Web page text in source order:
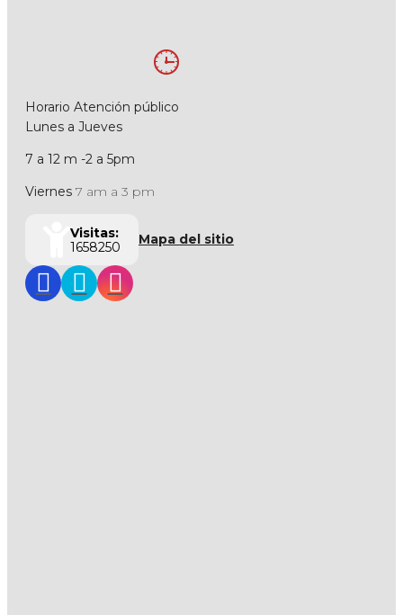
Horario Atención público
Lunes a Jueves
7 a 12 m -2 a 5pm
Viernes 7 am a 3 pm
Visitas:
1658250
Mapa del sitio